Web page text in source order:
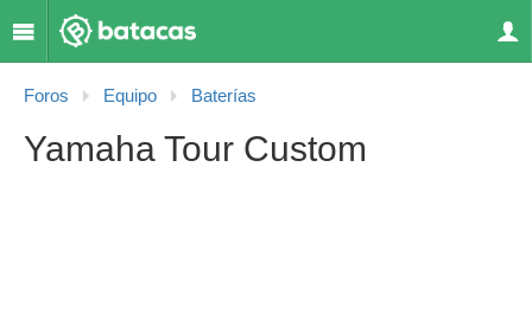
Foros Equipo Baterías
Yamaha Tour Custom